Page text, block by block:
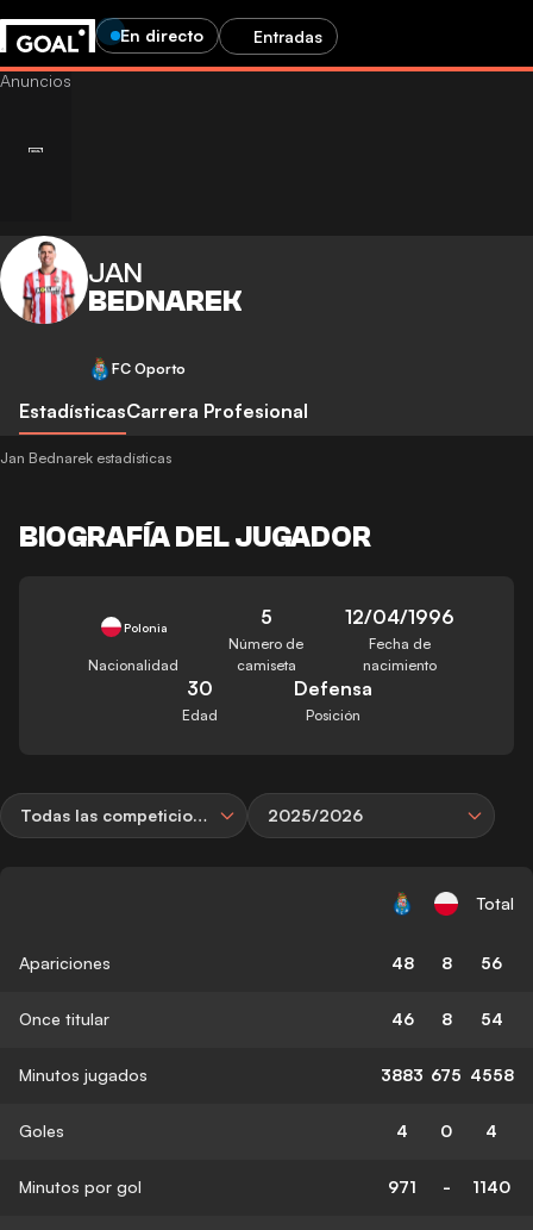
En directo Entradas
JAN
BEDNAREK
FC Oporto
EstadísticasCarrera Profesional
Jan Bednarek estadísticas
BIOGRAFÍA DEL JUGADOR
Polonia
Nacionalidad
5
Número de
camiseta
12/04/1996
Fecha de
nacimiento
30
Edad
Defensa
Posición
Todas las competiciones 2025/2026
Total
Apariciones 48 8 56
Once titular 46 8 54
Minutos jugados 3883 675 4558
Goles 4 0 4
Minutos por gol 971 - 1140